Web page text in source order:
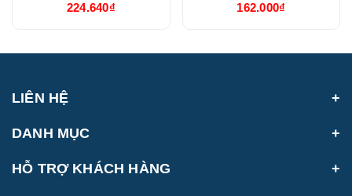
224.640₫ 162.000₫
LIÊN HỆ
DANH MỤC
HỖ TRỢ KHÁCH HÀNG